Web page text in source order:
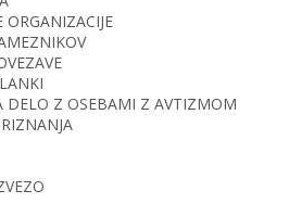
ORGANIZACIJE
DELO Z OSEBAMI Z AVTIZMOM